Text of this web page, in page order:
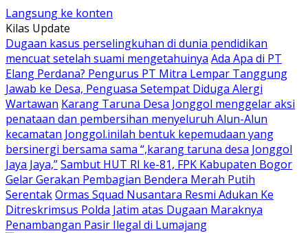
Langsung ke konten
Kilas Update
Dugaan kasus perselingkuhan di dunia pendidikan
mencuat setelah suami mengetahuinya Ada Apa di PT
Elang Perdana? Pengurus PT Mitra Lempar Tanggung
Jawab ke Desa, Penguasa Setempat Diduga Alergi
Wartawan Karang Taruna Desa Jonggol menggelar aksi
penataan dan pembersihan menyeluruh Alun-Alun
kecamatan Jonggol.inilah bentuk kepemudaan yang
bersinergi bersama sama “,karang taruna desa Jonggol
Jaya Jaya,”Sambut HUT RI ke-81, FPK Kabupaten Bogor
Gelar Gerakan Pembagian Bendera Merah Putih
SerentakOrmas Squad Nusantara Resmi Adukan Ke
Ditreskrimsus Polda Jatim atas Dugaan Maraknya
Penambangan Pasir Ilegal di Lumajang